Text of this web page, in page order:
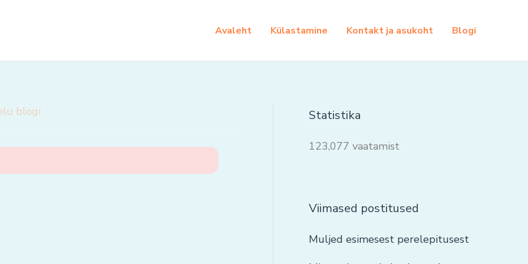
Avaleht Külastamine Kontakt ja asukoht Blogi
blogi
Statistika
123,077 vaatamist
Viimased postitused
Muljed esimesest perelepitusest